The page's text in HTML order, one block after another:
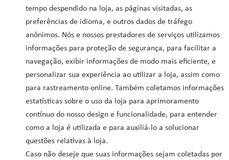
tempo despendido na loja, as páginas visitadas, as
preferências de idioma, e outros dados de tráfego
anônimos. Nós e nossos prestadores de serviços utilizamos
informações para proteção de segurança, para facilitar a
navegação, exibir informações de modo mais eficiente, e
personalizar sua experiência ao utilizar a loja, assim como
para rastreamento online. Também coletamos informações
estatísticas sobre o uso da loja para aprimoramento
contínuo do nosso design e funcionalidade, para entender
como a loja é utilizada e para auxiliá-lo a solucionar
questões relativas à loja.
Caso não deseje que suas informações sejam coletadas por